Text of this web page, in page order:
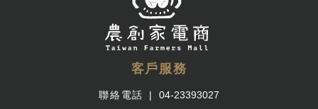
客戶服務
聯絡電話
04-23393027